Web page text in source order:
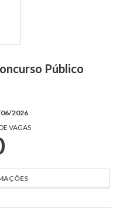
Público
2026
VAGAS